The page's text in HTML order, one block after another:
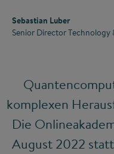
Sebastian Luber
Senior Director
komplexen
Die
August 2022